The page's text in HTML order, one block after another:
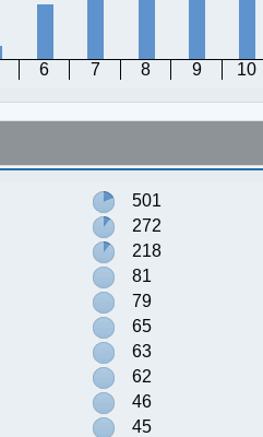
6 7 8 9 10
501
272
218
81
79
65
63
62
46
45